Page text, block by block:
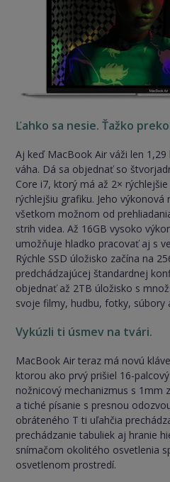
Ľahko sa nesie. Ťažko
Aj keď MacBook Air váži len
váha. Dá sa objednať so
Core i7, ktorý má až 2×
rýchlejšiu grafiku. Jeho výkonová
všetkom možnom od
strih videa. Až 16GB vysoko
umožňuje hladko pracovať aj s
Rýchle SSD úložisko začína na
predchádzajúcej štandardnej
objednať až 2TB úložisko s
svoje filmy, hudbu, fotky, súbory
Vykúzli ti úsmev na tvári.
MacBook Air teraz má novú
ktorou ako prvý prišiel 16-
nožnicový mechanizmus s 1mm
a tiché písanie s presnou
obráteného T ti uľahčia
prechádzanie tabuliek aj hranie
snímačom okolitého osvetlenia
osvetlenom prostredí.